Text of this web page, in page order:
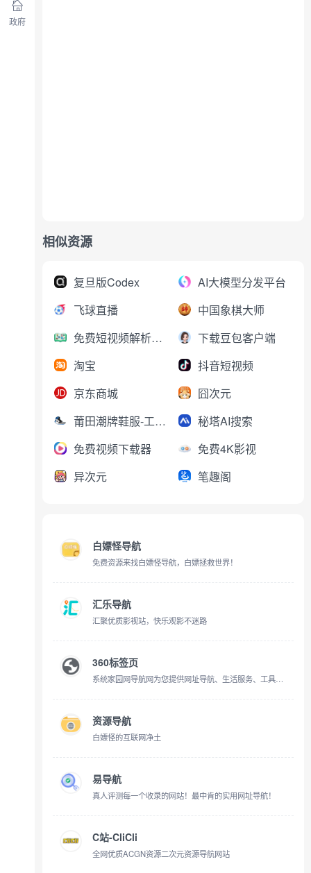
政府
相似资源
复旦版Codex
AI大模型分发平台
飞球直播
中国象棋大师
免费短视频解析下载
下载豆包客户端
淘宝
抖音短视频
京东商城
囧次元
莆田潮牌鞋服-工厂直销
秘塔AI搜索
免费视频下载器
免费4K影视
异次元
笔趣阁
白嫖怪导航
免费资源来找白嫖怪导航，白嫖拯救世界！
汇乐导航
汇聚优质影视站，快乐观影不迷路
360标签页
系统家园网导航网为您提供网址导航、生活服务、工具查询、实时新闻、娱乐休闲、电脑网络、财经证券、体育运动、教育教学、网上购物、行业网站、地方网站等多种类别一站式上网导航服务。“系统家园网导航网”力求打造最好的个性化微门户导航平台，实现网站导航自主化、个性化、系统化，让更多的网友能够体验到上网的方便与快捷，为广大用户提供更完善，更强大的互联网应用与服务！
资源导航
白嫖怪的互联网净土
易导航
真人评测每一个收录的网站！最中肯的实用网址导航！
C站-CliCli
全网优质ACGN资源二次元资源导航网站